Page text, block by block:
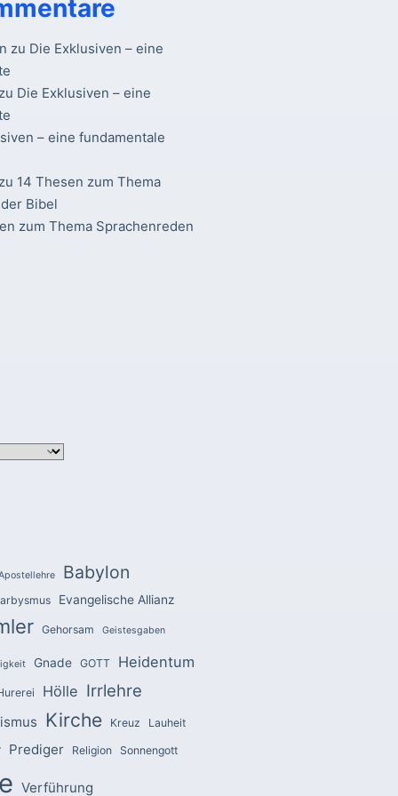
zu Die Exklusiven – eine
Die Exklusiven – eine
– eine fundamentale
14 Thesen zum Thema
Bibel
zum Thema Sprachenreden
Babylon
Evangelische Allianz
Gehorsam Geistesgaben
Gnade GOTT Heidentum
Hölle Irrlehre
Kirche Kreuz Lauheit
Prediger Religion Sonnengott
Verführung